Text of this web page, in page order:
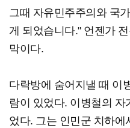
그때 자유민주주의와 국
게 되었습니다." 언젠가
막이다.
다락방에 숨어지낼 때 이
람이 있었다. 이병철의 자
었다. 그는 인민군 치하